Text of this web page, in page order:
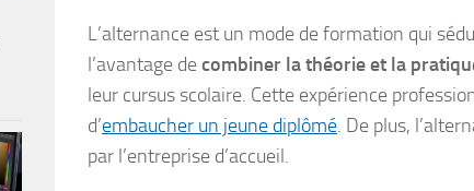
L’alternance est un mode de formation qui
l’avantage decombiner la théorie et la
leur cursus scolaire. Cette expérience
d’embaucher un jeune diplômé. De plus,
par l’entreprise d’accueil.